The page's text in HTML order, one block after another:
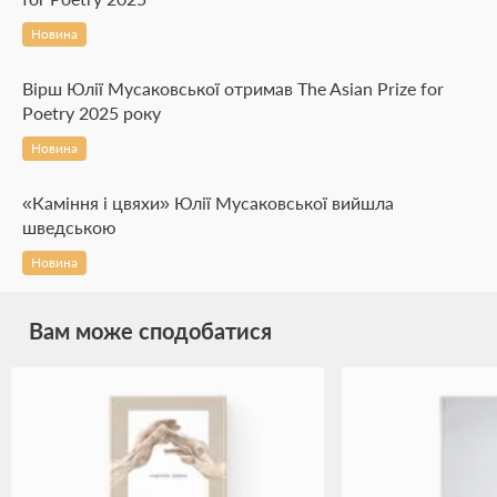
Новина
Вірш Юлії Мусаковської отримав The Asian Prize for
Poetry 2025 року
Новина
«Каміння і цвяхи» Юлії Мусаковської вийшла
шведською
Новина
Вам може сподобатися